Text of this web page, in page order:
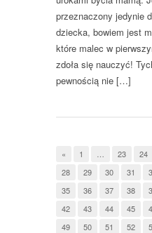
przeznaczony jedynie
dziecka, bowiem jest
które malec w
zdoła się nauczyć!
pewnością nie […]
« 1 23 24
28
29 30 31
35
36 37 38
42
43 44 45
49
50 51 52